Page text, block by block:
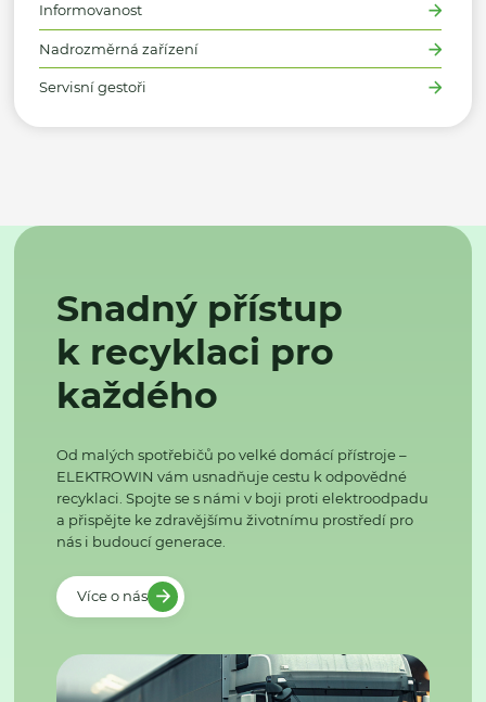
Informovanost
Nadrozměrná zařízení
Servisní gestoři
Snadný přístup
k recyklaci pro
každého
Od malých spotřebičů po velké domácí přístroje –
ELEKTROWIN vám usnadňuje cestu k odpovědné
recyklaci. Spojte se s námi v boji proti elektroodpadu
a přispějte ke zdravějšímu životnímu prostředí pro
nás i budoucí generace.
Více o nás